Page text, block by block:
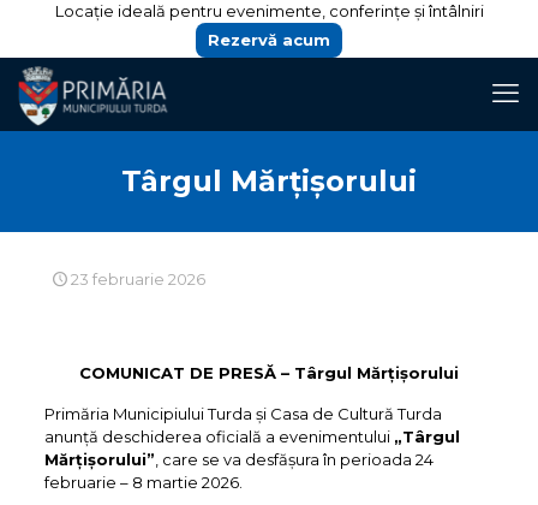
Locație ideală pentru evenimente, conferințe și întâlniri
Rezervă acum
Târgul Mărțișorului
23 februarie 2026
COMUNICAT DE PRESĂ – Târgul Mărțișorului
Primăria Municipiului Turda și Casa de Cultură Turda
anunță deschiderea oficială a evenimentului „Târgul
Mărțișorului” , care se va desfășura în perioada 24
februarie – 8 martie 2026.